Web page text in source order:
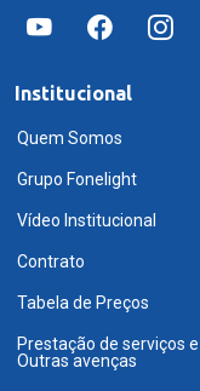
Institucional
Quem Somos
Grupo Fonelight
Vídeo Institucional
Contrato
Tabela de Preços
Prestação de serviços e
Outras avenças